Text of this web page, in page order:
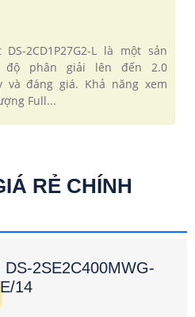
2CD1P27G2-L là một sản
độ phân giải lên đến 2.0
và đáng giá. Khả năng xem
Full...
RẺ CHÍNH
2SE2C400MWG-
E/14